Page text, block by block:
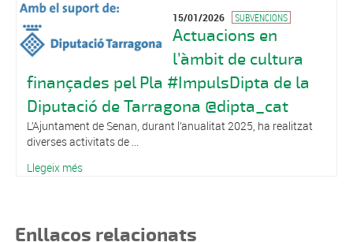
15/01/2026 SUBVENCIONS
Actuacions en
l’àmbit de cultura
finançades pel Pla #ImpulsDipta de la
Diputació de Tarragona @dipta_cat
L’Ajuntament de Senan, durant l’anualitat 2025, ha realitzat
diverses activitats de ...
Llegeix més
Enllaços relacionats